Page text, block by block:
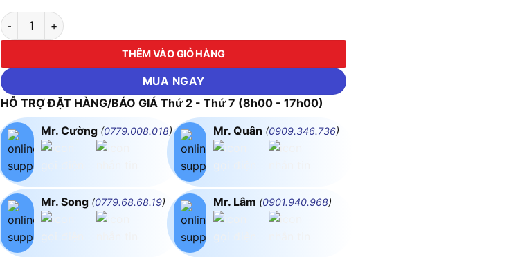
Sạc nhanh 14.4V, 18V Bosch GAL 18V-40 số lượng
THÊM VÀO GIỎ HÀNG
MUA NGAY
HỖ TRỢ ĐẶT HÀNG/BÁO GIÁ Thứ 2 - Thứ 7 (8h00 - 17h00)
Mr. Cường (0779.008.018)
Mr. Song (0779.68.68.19)
Mr. Quân (0909.346.736)
Mr. Lâm (0901.940.968)